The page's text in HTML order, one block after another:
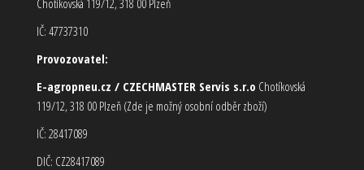
IČ: 47737310
Provozovatel:
E-agropneu.cz / CZECHMASTER Servis s.r.o Chotíkovská
119/12, 318 00 Plzeň (Zde je možný osobní odběr zboží)
IČ: 28417089
DIČ: CZ28417089